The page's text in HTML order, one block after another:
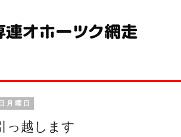
月曜日
っ越します